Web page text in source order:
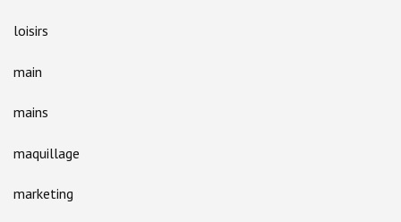
loisirs
main
mains
maquillage
marketing